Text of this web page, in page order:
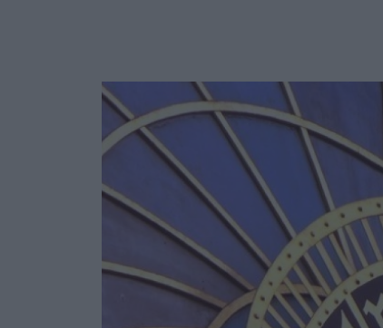
Αφιερώματα ΒΟΞ
Hautes Grecians